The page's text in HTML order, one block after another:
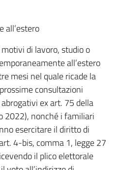
all’estero
di lavoro, studio o
all’estero
mesi nel quale ricade la
consultazioni
ex art. 75 della
2022), nonché i familiari
esercitare il diritto di
4-bis, comma 1, legge 27
il plico elettorale